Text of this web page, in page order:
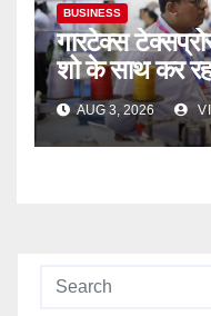
BUSINESS
गारटेक्स
शो के साथ कर
AUG 3, 2026